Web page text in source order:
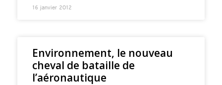
16 janvier 2012
Environnement, le nouveau
cheval de bataille de
l’aéronautique